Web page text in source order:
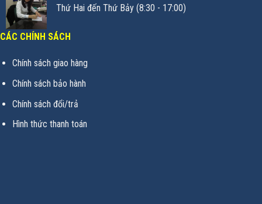
Thứ Hai đến Thứ Bảy (8:30 - 17:00)
CÁC CHÍNH SÁCH
Chính sách giao hàng
Chính sách bảo hành
Chính sách đổi/trả
Hình thức thanh toán